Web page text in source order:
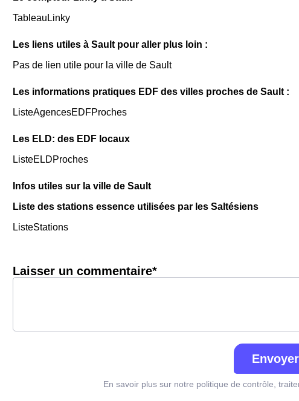
TableauLinky
Les liens utiles à Sault pour aller plus loin :
Pas de lien utile pour la ville de Sault
Les informations pratiques EDF des villes proches de Sault :
ListeAgencesEDFProches
Les ELD: des EDF locaux
ListeELDProches
Infos utiles sur la ville de Sault
Liste des stations essence utilisées par les Saltésiens
ListeStations
Laisser un commentaire*
Envoyer
En savoir plus sur notre politique de contrôle,